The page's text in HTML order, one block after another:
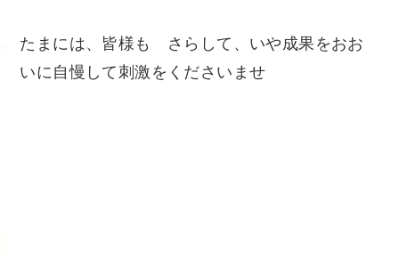
たまには、皆様も さらして、いや成果をおお
いに自慢して刺激をくださいませ